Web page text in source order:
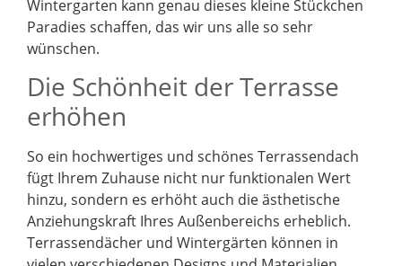
Wintergarten kann genau dieses kleine Stückchen
Paradies schaffen, das wir uns alle so sehr
wünschen.
Die Schönheit der Terrasse
erhöhen
So ein hochwertiges und schönes Terrassendach
fügt Ihrem Zuhause nicht nur funktionalen Wert
hinzu, sondern es erhöht auch die ästhetische
Anziehungskraft Ihres Außenbereichs erheblich.
Terrassendächer und Wintergärten können in